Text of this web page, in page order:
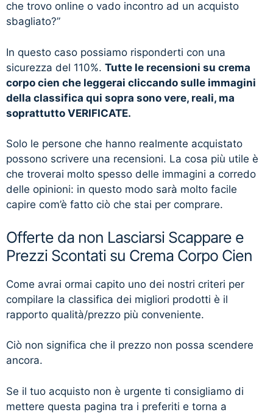
che trovo online o vado incontro ad un acquisto
sbagliato?”
In questo caso possiamo risponderti con una
sicurezza del 110%. Tutte le recensioni su crema
corpo cien che leggerai cliccando sulle immagini
della classifica qui sopra sono vere, reali, ma
soprattutto VERIFICATE.
Solo le persone che hanno realmente acquistato
possono scrivere una recensioni. La cosa più utile è
che troverai molto spesso delle immagini a corredo
delle opinioni: in questo modo sarà molto facile
capire com’è fatto ciò che stai per comprare.
Offerte da non Lasciarsi Scappare e
Prezzi Scontati su Crema Corpo Cien
Come avrai ormai capito uno dei nostri criteri per
compilare la classifica dei migliori prodotti è il
rapporto qualità/prezzo più conveniente.
Ciò non significa che il prezzo non possa scendere
ancora.
Se il tuo acquisto non è urgente ti consigliamo di
mettere questa pagina tra i preferiti e torna a